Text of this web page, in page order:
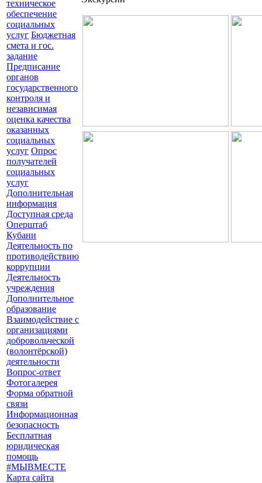
техническое
обеспечение
социальных
услуг Бюджетная
смета и гос.
задание
Предписание
органов
государственного
контроля и
независимая
оценка качества
оказанных
социальных
услуг Опрос
получателей
социальных
услуг
Дополнительная
информация
Доступная среда
Оперштаб
Кубани
Деятельность по
противодействию
коррупции
Деятельность
учреждения
Дополнительное
образование
Взаимодействие с
организациями
добровольческой
(волонтёрской)
деятельности
Вопрос-ответ
Фотогалерея
Форма обратной
связи
Информационная
безопасность
Бесплатная
юридическая
помощь
#МЫВМЕСТЕ
Карта сайта